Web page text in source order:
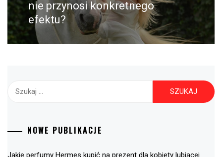
post:
nie przynosi konkretnego
efektu?
Szukaj:
NOWE PUBLIKACJE
Jakie perfumy Hermes kupić na prezent dla kobiety lubiącej